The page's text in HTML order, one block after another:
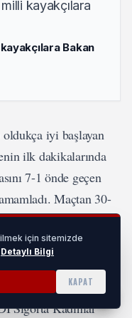
Bakan
iyi başlayan
ilk dakikalarında
7-1 önde geçen
Maçtan 30-
tarihinde
götürdü.
Sigorta Kadınlar
için sitemizde
Detaylı Bilgi
KAPAT